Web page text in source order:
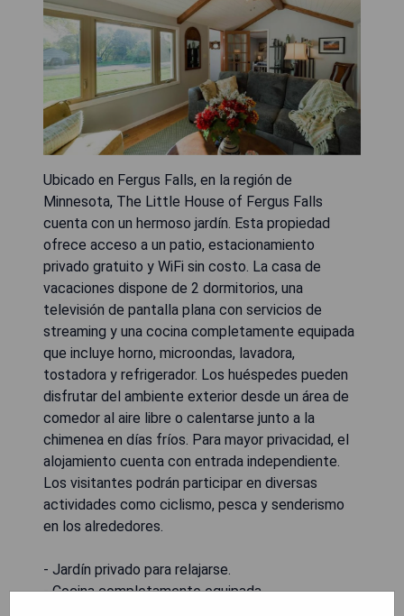
Ubicado en Fergus Falls, en la región de
Minnesota, The Little House of Fergus Falls
cuenta con un hermoso jardín. Esta propiedad
ofrece acceso a un patio, estacionamiento
privado gratuito y WiFi sin costo. La casa de
vacaciones dispone de 2 dormitorios, una
televisión de pantalla plana con servicios de
streaming y una cocina completamente equipada
que incluye horno, microondas, lavadora,
tostadora y refrigerador. Los huéspedes pueden
disfrutar del ambiente exterior desde un área de
comedor al aire libre o calentarse junto a la
chimenea en días fríos. Para mayor privacidad, el
alojamiento cuenta con entrada independiente.
Los visitantes podrán participar en diversas
actividades como ciclismo, pesca y senderismo
en los alrededores.
- Jardín privado para relajarse.
- Cocina completamente equipada.